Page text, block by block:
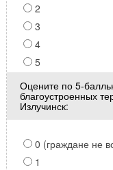
2
3
4
5
Оцените по 5-
благоустроенных
Излучинск:
0 (граждане не
1